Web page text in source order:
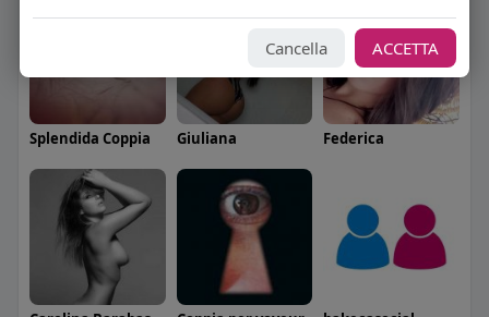
Splendida Coppia Giuliana Federica
Cancella ACCETTA